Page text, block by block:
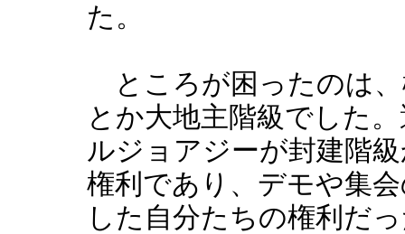
た。
ところが困ったのは
とか大地主階級でした
ルジョアジーが封建階
権利であり、デモや集
した自分たちの権利だ